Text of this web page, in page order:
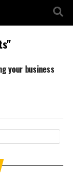
your business